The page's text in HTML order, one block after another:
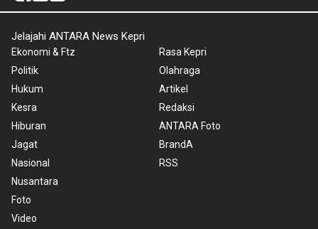
Jelajahi ANTARA News Kepri
Ekonomi & Ftz
Politik
Hukum
Kesra
Hiburan
Jagat
Nasional
Nusantara
Foto
Video
Rasa Kepri
Olahraga
Artikel
Redaksi
ANTARA Foto
BrandA
RSS